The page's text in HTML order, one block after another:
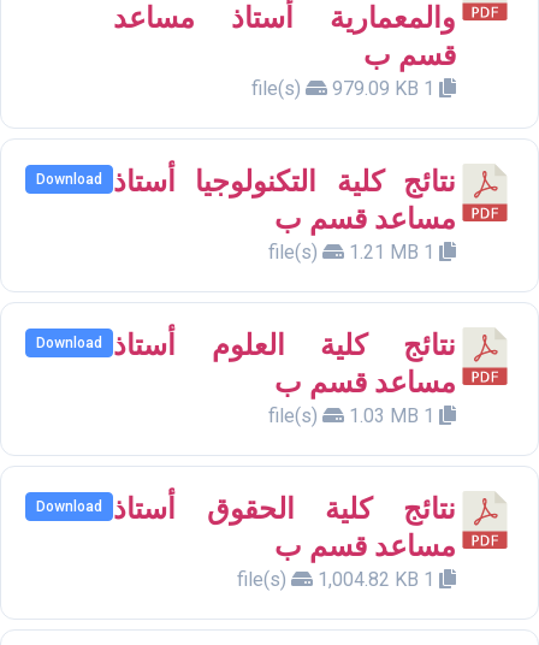
والمعمارية أستاذ مساعد
قسم ب
979.09 KB
نتائج كلية التكنولوجيا أستاذ
مساعد قسم ب
1.21 MB
Download
نتائج كلية العلوم أستاذ
مساعد قسم ب
1.03 MB
Download
نتائج كلية الحقوق أستاذ
مساعد قسم ب
1,004.82 KB
Download